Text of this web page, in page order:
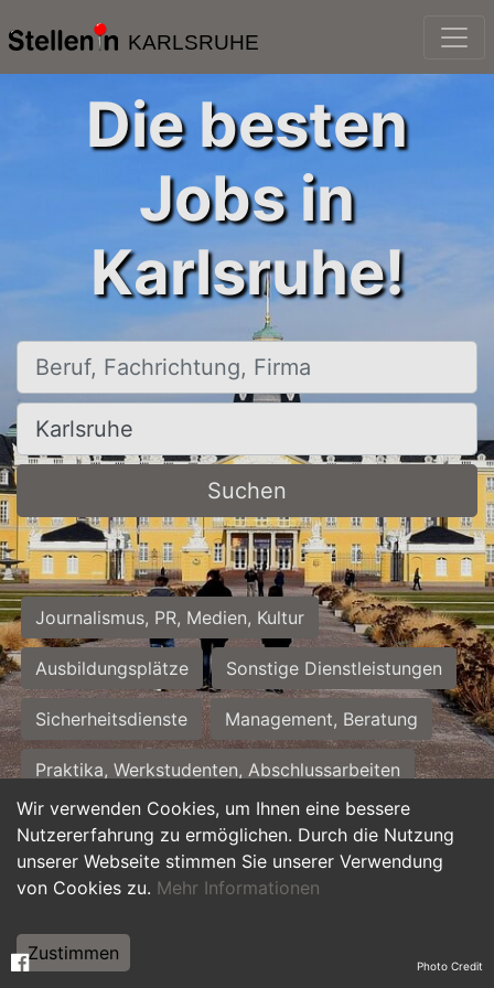
KARLSRUHE
Wir verwenden Cookies, um Ihnen eine bessere
Nutzererfahrung zu ermöglichen. Durch die Nutzung
unserer Webseite stimmen Sie unserer Verwendung
von Cookies zu. Mehr Informationen
Zustimmen
Die besten
Jobs in
Karlsruhe!
Beruf, Fachrichtung, Firma
Ort, Stadt
Suchen
Journalismus, PR, Medien, Kultur
Ausbildungsplätze Sonstige Dienstleistungen
Sicherheitsdienste Management, Beratung
Praktika, Werkstudenten, Abschlussarbeiten
Personalwesen Assistenz, Sekretariat
Hilfskräfte, Aushilfs- und Nebenjobs
Weiterbildung, Studium, duale Ausbildung Photo Credit